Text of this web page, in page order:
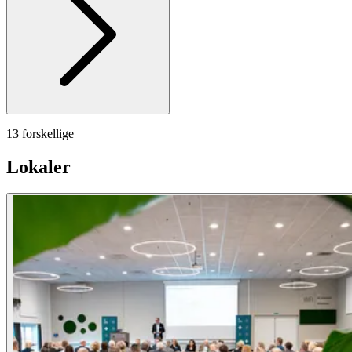
13 forskellige
Lokaler